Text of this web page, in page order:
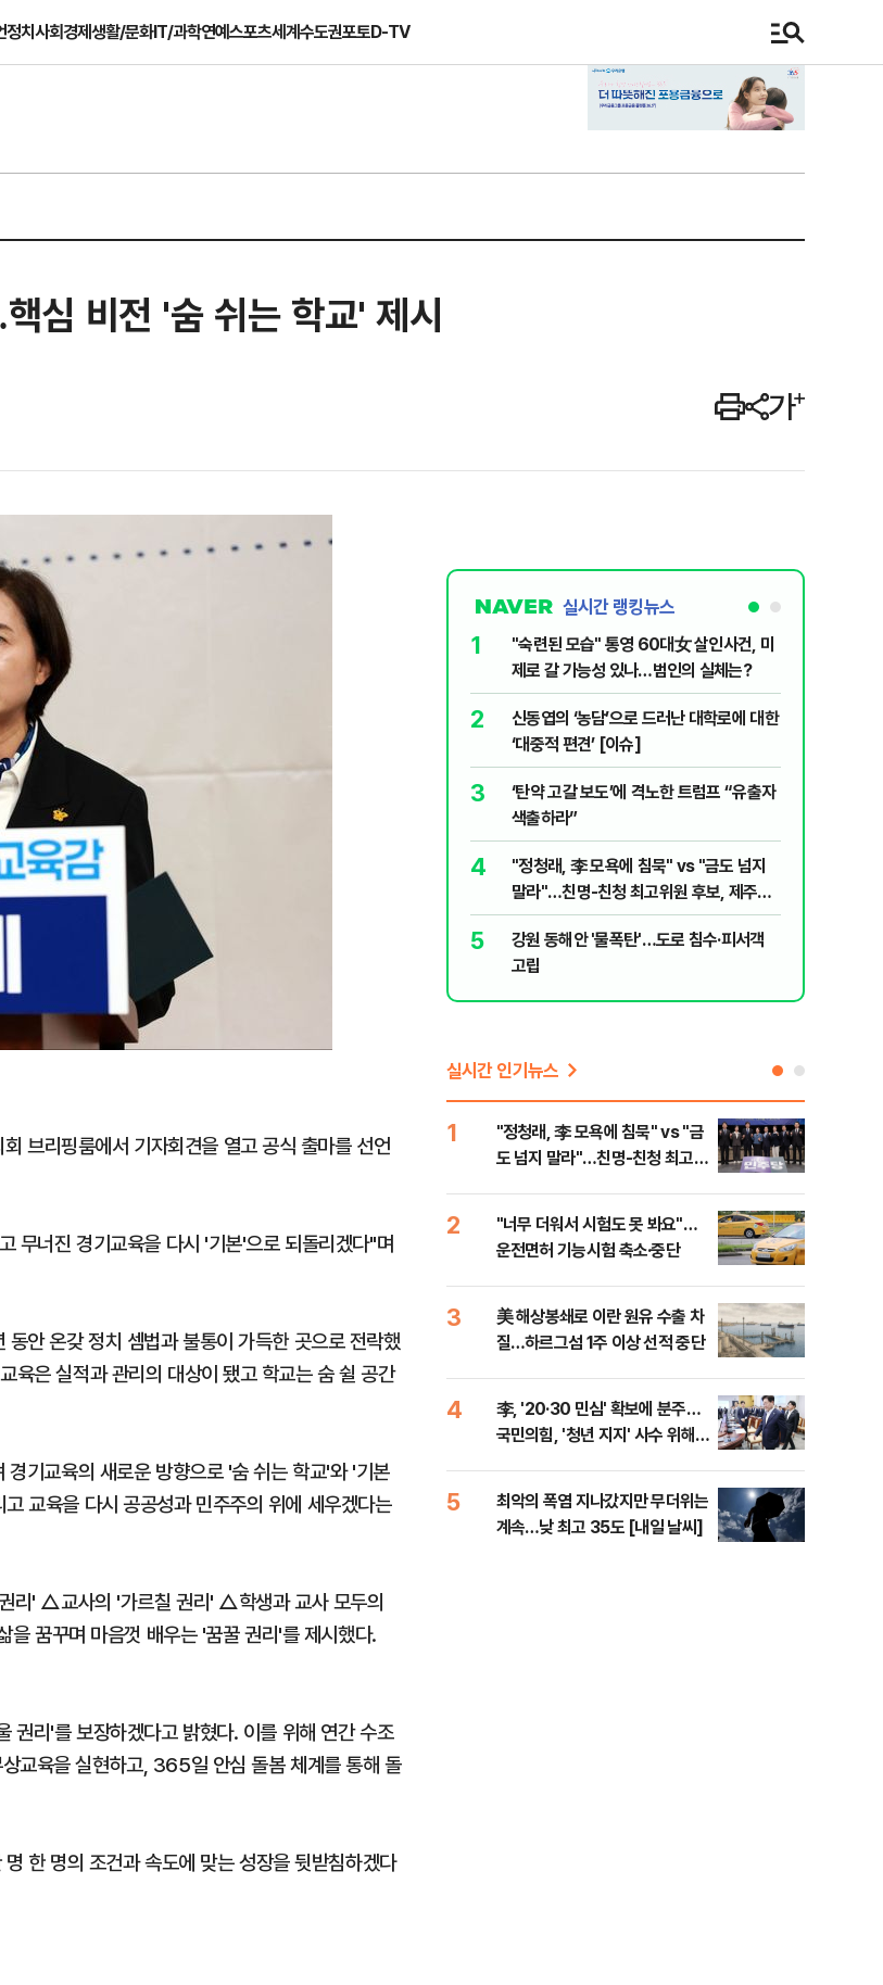
정치사회경제생활/문화IT/과학연예스포츠세계수도권포토D-TV
심 비전 '숨 쉬는 학교' 제시
브리핑룸에서 기자회견을 열고 공식 출마를 선언
무너진 경기교육을 다시 '기본'으로 되돌리겠다"며
안 온갖 정치 셈법과 불통이 가득한 곳으로 전락했
육은 실적과 관리의 대상이 됐고 학교는 숨 쉴 공간
기교육의 새로운 방향으로 '숨 쉬는 학교'와 '기본
교육을 다시 공공성과 민주주의 위에 세우겠다는
리' △교사의 '가르칠 권리' △학생과 교사 모두의
꿈꾸며 마음껏 배우는 '꿈꿀 권리'를 제시했다.
권리'를 보장하겠다고 밝혔다. 이를 위해 연간 수조
교육을 실현하고, 365일 안심 돌봄 체계를 통해 돌
한 명의 조건과 속도에 맞는 성장을 뒷받침하겠다
실시간 랭킹뉴스
1
"숙련된 모습" 통영 60대女 살인사건, 미
제로 갈 가능성 있나…범인의 실체는?
2
신동엽의 ‘농담’으로 드러난 대학로에 대한
‘대중적 편견’ [이슈]
3
‘탄약 고갈 보도’에 격노한 트럼프 “유출자
색출하라”
4
"정청래, 李 모욕에 침묵" vs "금도 넘지
말라"…친명-친청 최고위원 후보, 제주서
격돌
5
강원 동해안 '물폭탄'…도로 침수·피서객
고립
실시간 인기뉴스
1
"정청래, 李 모욕에 침묵" vs "금
도 넘지 말라"…친명-친청 최고위
2
"너무 더워서 시험도 못 봐요"…
운전면허 기능시험 축소·중단
3
美 해상봉쇄로 이란 원유 수출 차
질…하르그섬 1주 이상 선적 중단
4
李, '20·30 민심' 확보에 분주…
국민의힘, '청년 지지' 사수 위해
5
최악의 폭염 지나갔지만 무더위는
계속…낮 최고 35도 [내일 날씨]